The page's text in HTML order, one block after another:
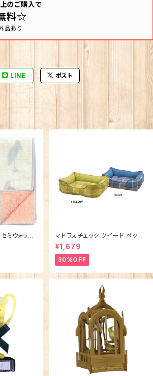
のご購入で
料☆
品あり
LINE ポスト
ミウォッシ
コウ (日本
マドラスチェック ツイード ペット
ベッド（犬猫用）M
¥1,679
30%OFF